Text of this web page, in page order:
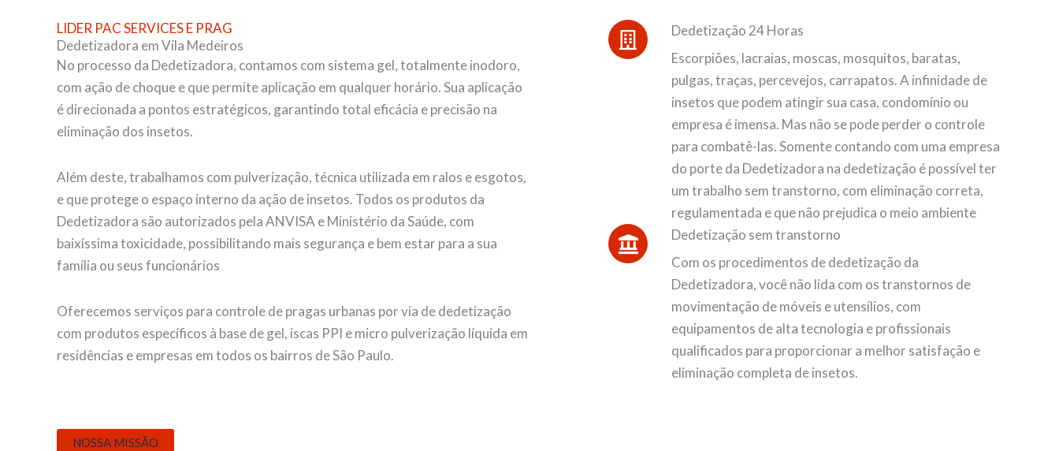
LIDER PAC SERVICES E PRAG
Dedetizadora em Vila Medeiros
No processo da Dedetizadora, contamos com sistema gel, totalmente inodoro,
com ação de choque e que permite aplicação em qualquer horário. Sua aplicação
é direcionada a pontos estratégicos, garantindo total eficácia e precisão na
eliminação dos insetos.
Além deste, trabalhamos com pulverização, técnica utilizada em ralos e esgotos,
e que protege o espaço interno da ação de insetos. Todos os produtos da
Dedetizadora são autorizados pela ANVISA e Ministério da Saúde, com
baixíssima toxicidade, possibilitando mais segurança e bem estar para a sua
família ou seus funcionários
Oferecemos serviços para controle de pragas urbanas por via de dedetização
com produtos específicos à base de gel, iscas PPI e micro pulverização líquida em
residências e empresas em todos os bairros de São Paulo.
NOSSA MISSÃO
Dedetização 24 Horas
Escorpiões, lacraias, moscas, mosquitos, baratas,
pulgas, traças, percevejos, carrapatos. A infinidade de
insetos que podem atingir sua casa, condomínio ou
empresa é imensa. Mas não se pode perder o controle
para combatê-las. Somente contando com uma empresa
do porte da Dedetizadora na dedetização é possível ter
um trabalho sem transtorno, com eliminação correta,
regulamentada e que não prejudica o meio ambiente
Dedetização sem transtorno
Com os procedimentos de dedetização da
Dedetizadora, você não lida com os transtornos de
movimentação de móveis e utensílios, com
equipamentos de alta tecnologia e profissionais
qualificados para proporcionar a melhor satisfação e
eliminação completa de insetos.